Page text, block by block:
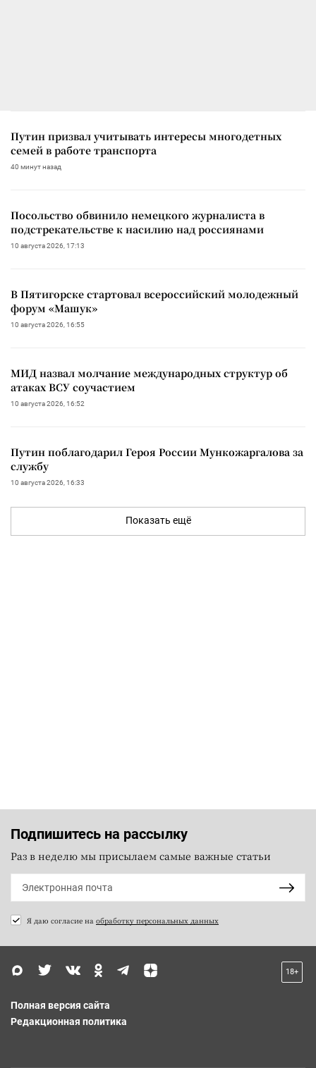
Путин призвал учитывать интересы многодетных
семей в работе транспорта
40 минут назад
Посольство обвинило немецкого журналиста в
подстрекательстве к насилию над россиянами
10 августа 2026, 17:13
В Пятигорске стартовал всероссийский молодежный
форум «Машук»
10 августа 2026, 16:55
МИД назвал молчание международных структур об
атаках ВСУ соучастием
10 августа 2026, 16:52
Путин поблагодарил Героя России Мункожаргалова за
службу
10 августа 2026, 16:33
Показать ещё
Подпишитесь на рассылку
Раз в неделю мы присылаем самые важные статьи
Я даю согласие на обработку персональных данных
18+
Полная версия сайта
Редакционная политика